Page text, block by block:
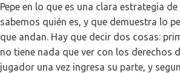
Pepe en lo que es una clara estrategia
sabemos quién es, y que demuestra lo
que andan. Hay que decir dos cosas:
no tiene nada que ver con los derechos
jugador una vez ingresa su parte, y